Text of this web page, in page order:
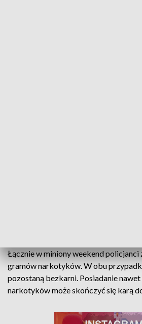
Łącznie w miniony weekend
gramów narkotyków. W obu
pozostaną bezkarni. Posiadanie
narkotyków może skończyć się karą